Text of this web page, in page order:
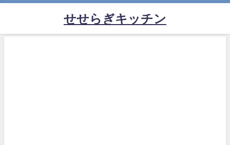
せせらぎキッチン